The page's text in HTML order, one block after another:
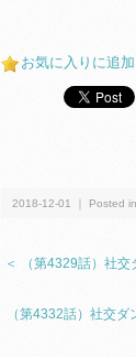
お気に入りに追加
2018-12-01 ｜ Posted in
＜ （第4329話）社
（第4332話）社交